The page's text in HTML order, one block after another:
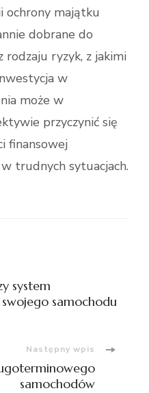
majątku
dobrane do
rodzaju ryzyk, z jakimi
w
może w
przyczynić się
finansowej
trudnych sytuacjach.
system
samochodu
Następny wpis
samochodów